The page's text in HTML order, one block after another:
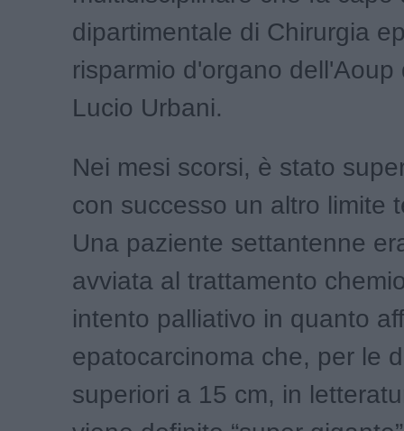
dipartimentale di Chirurgia
risparmio d'organo dell'Aoup
Lucio Urbani.
Nei mesi scorsi, è stato
con successo un altro limite
Una paziente settantenne
avviata al trattamento
intento palliativo in quanto
epatocarcinoma che, per le
superiori a 15 cm, in